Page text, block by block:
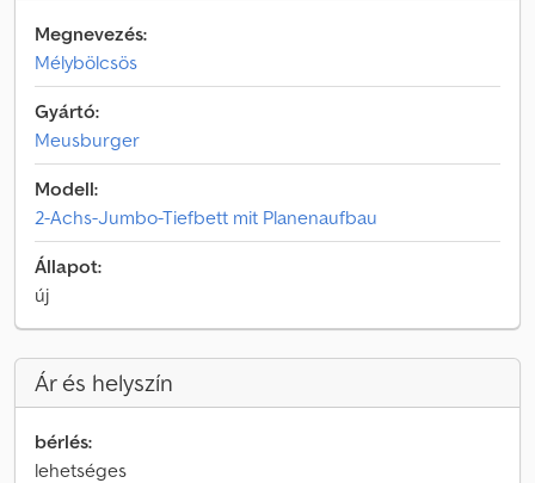
Megnevezés:
Mélybölcsös
Gyártó:
Meusburger
Modell:
2-Achs-Jumbo-Tiefbett mit Planenaufbau
Állapot:
új
Ár és helyszín
bérlés:
lehetséges